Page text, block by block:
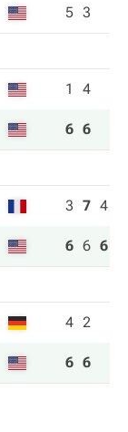
5 3
1 4
6 6
3 7 4
6 6 6
4 2
6 6